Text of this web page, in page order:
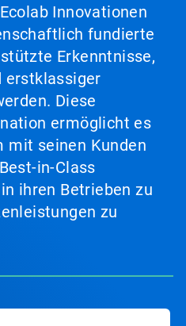
Innovationen
fundierte
Erkenntnisse,
erstklassiger
Diese
ermöglicht es
mit seinen Kunden
in-Class
ihren Betrieben zu
zu